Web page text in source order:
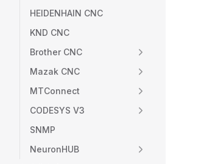
HEIDENHAIN CNC
KND CNC
Brother CNC
Mazak CNC
MTConnect
CODESYS V3
SNMP
NeuronHUB